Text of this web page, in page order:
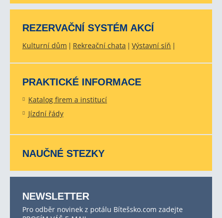
REZERVAČNÍ SYSTÉM AKCÍ
Kulturní dům Rekreační chata Výstavní síň
PRAKTICKÉ INFORMACE
Katalog firem a institucí
Jízdní řády
NAUČNÉ STEZKY
NEWSLETTER
Pro odběr novinek z potálu Bítešsko.com zadejte